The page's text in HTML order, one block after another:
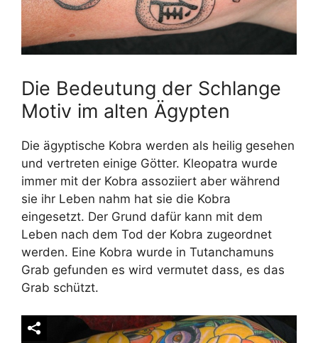
Die Bedeutung der Schlange
Motiv im alten Ägypten
Die ägyptische Kobra werden als heilig gesehen
und vertreten einige Götter. Kleopatra wurde
immer mit der Kobra assoziiert aber während
sie ihr Leben nahm hat sie die Kobra
eingesetzt. Der Grund dafür kann mit dem
Leben nach dem Tod der Kobra zugeordnet
werden. Eine Kobra wurde in Tutanchamuns
Grab gefunden es wird vermutet dass, es das
Grab schützt.